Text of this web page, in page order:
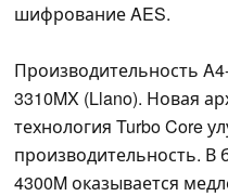
шифрование AES.
Производительность
3310MX (Llano). Новая
технология Turbo Core
производительность. В
4300M оказывается